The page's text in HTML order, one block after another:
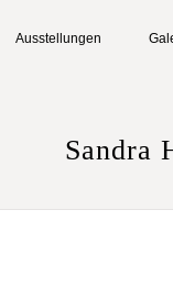
Ausstellungen
Sandra